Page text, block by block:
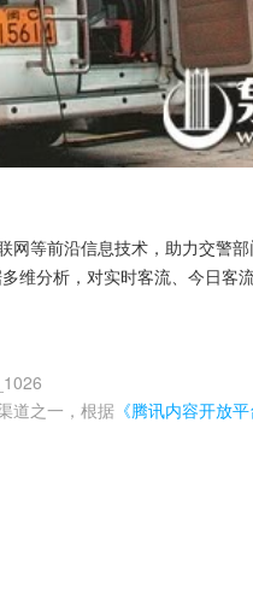
等前沿信息技术，助力交警
维分析，对实时客流、今日客
道之一，根据 《腾讯内容开放